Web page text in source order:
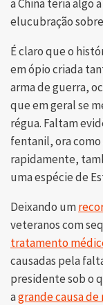
a China teria algo
elucubração
É claro que o
em ópio criada
arma de guerra,
que em geral se
régua. Faltam
fentanil, ora como
rapidamente,
uma espécie de
Deixando um
veteranos com
tratamento
causadas pela
presidente sob o
agrande causa